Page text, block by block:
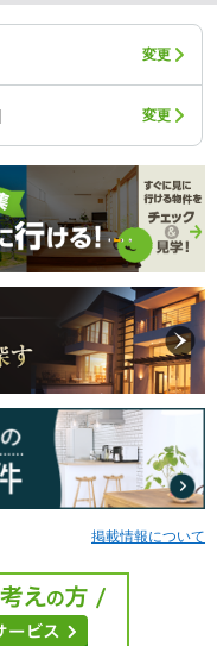
変更
変更
掲載情報について